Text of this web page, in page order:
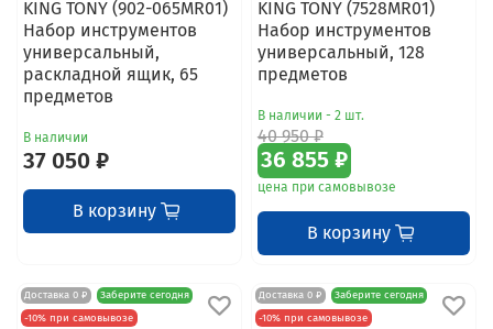
KING TONY (902-065MR01)
Набор инструментов
универсальный,
раскладной ящик, 65
предметов
В наличии
37 050 ₽
В корзину
KING TONY (7528MR01)
Набор инструментов
универсальный, 128
предметов
В наличии - 2 шт.
40 950 ₽
36 855 ₽
цена при самовывозе
В корзину
Доставка 0 ₽
Заберите сегодня
-10% при самовывозе
Доставка 0 ₽
Заберите сегодня
-10% при самовывозе